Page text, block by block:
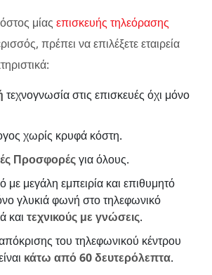
μίας επισκευής τηλεόρασης
πρέπει να επιλέξετε εταιρεία
τεχνογνωσία στις επισκευές όχι μόνο
χωρίς κρυφά κόστη.
Προσφορέςγια όλους.
μεγάλη εμπειρία και επιθυμητό
γλυκιά φωνή στο τηλεφωνικό
και τεχνικούς με γνώσεις.
του τηλεφωνικού κέντρου
κάτω από 60 δευτερόλεπτα.